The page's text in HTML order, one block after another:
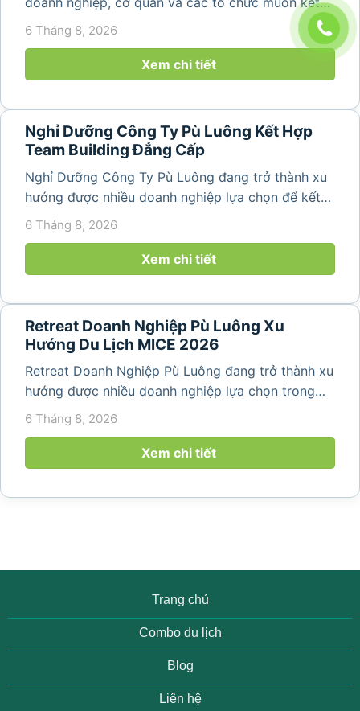
hợp nghỉ dưỡng, tham quan và tổ chức các hoạt
động gắn kết tập thể. Với cảnh quan thiên nhiên
nguyên sơ, không khí...
6 Tháng 8, 2026
Xem chi tiết
Nghỉ Dưỡng Công Ty Pù Luông Kết Hợp
Team Building Đẳng Cấp
Nghỉ Dưỡng Công Ty Pù Luông đang trở thành xu
hướng được nhiều doanh nghiệp lựa chọn để kết
hợp giữa nghỉ ngơi, tái tạo năng lượng và xây
dựng tinh thần đồng đội. Thay vì những chuyến du
lịch đơn thuần, nhiều công ty...
6 Tháng 8, 2026
Xem chi tiết
Retreat Doanh Nghiệp Pù Luông Xu
Hướng Du Lịch MICE 2026
Retreat Doanh Nghiệp Pù Luông đang trở thành xu
hướng được nhiều doanh nghiệp lựa chọn trong
năm 2026 khi nhu cầu kết hợp nghỉ dưỡng, hội
mang đến khoảng thời gian thư giãn...
6 Tháng 8, 2026
Xem chi tiết
Trang chủ
Combo du lịch
Blog
Liên hệ